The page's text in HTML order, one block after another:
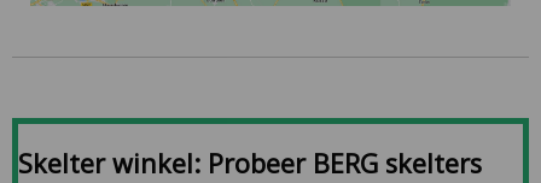
Skelter winkel: Probeer BERG skelters